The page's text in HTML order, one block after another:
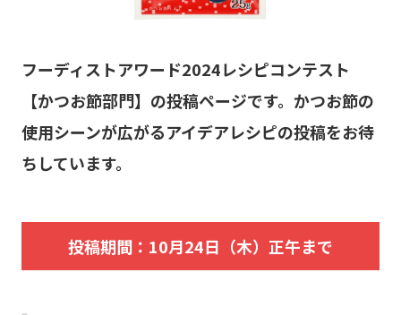
フーディストアワード2024レシピコンテスト
【かつお節部門】の投稿ページです。かつお節の
使用シーンが広がるアイデアレシピの投稿をお待
ちしています。
投稿期間：10月24日（木）正午まで